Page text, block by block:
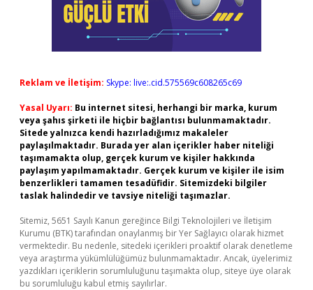
Reklam ve İletişim: Skype: live:.cid.575569c608265c69
Yasal Uyarı: Bu internet sitesi, herhangi bir marka, kurum
veya şahıs şirketi ile hiçbir bağlantısı bulunmamaktadır.
Sitede yalnızca kendi hazırladığımız makaleler
paylaşılmaktadır. Burada yer alan içerikler haber niteliği
taşımamakta olup, gerçek kurum ve kişiler hakkında
paylaşım yapılmamaktadır. Gerçek kurum ve kişiler ile isim
benzerlikleri tamamen tesadüfidir. Sitemizdeki bilgiler
taslak halindedir ve tavsiye niteliği taşımazlar.
Sitemiz, 5651 Sayılı Kanun gereğince Bilgi Teknolojileri ve İletişim
Kurumu (BTK) tarafından onaylanmış bir Yer Sağlayıcı olarak hizmet
vermektedir. Bu nedenle, sitedeki içerikleri proaktif olarak denetleme
veya araştırma yükümlülüğümüz bulunmamaktadır. Ancak, üyelerimiz
yazdıkları içeriklerin sorumluluğunu taşımakta olup, siteye üye olarak
bu sorumluluğu kabul etmiş sayılırlar.